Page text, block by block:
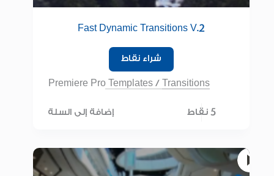
Fast Dynamic Transitions V.2
شراء نقاط
Premiere Pro Templates/ Transitions
5 نقاط إضافة إلى السلة